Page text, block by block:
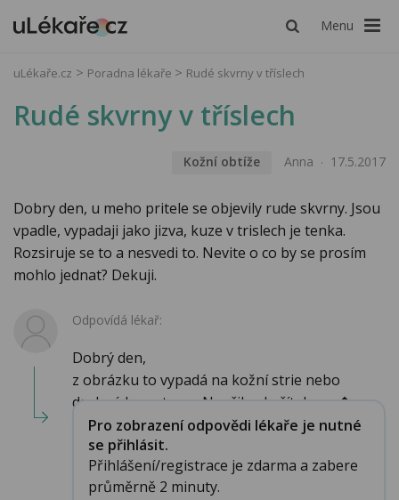
Menu
uLékaře.cz Poradna lékaře Rudé skvrny v tříslech
Rudé skvrny v tříslech
Kožní obtíže Anna 17.5.2017
Dobry den, u meho pritele se objevily rude skvrny. Jsou
vpadle, vypadaji jako jizva, kuze v trislech je tenka.
Rozsiruje se to a nesvedi to. Nevite o co by se prosím
mohlo jednat? Dekuji.
Odpovídá lékař:
Dobrý den,
z obrázku to vypadá na kožní strie nebo
drobné hematomy. Nepřibral přítel na v�...
Pro zobrazení odpovědi lékaře je nutné
se přihlásit.
Přihlášení/registrace je zdarma a zabere
průměrně 2 minuty.